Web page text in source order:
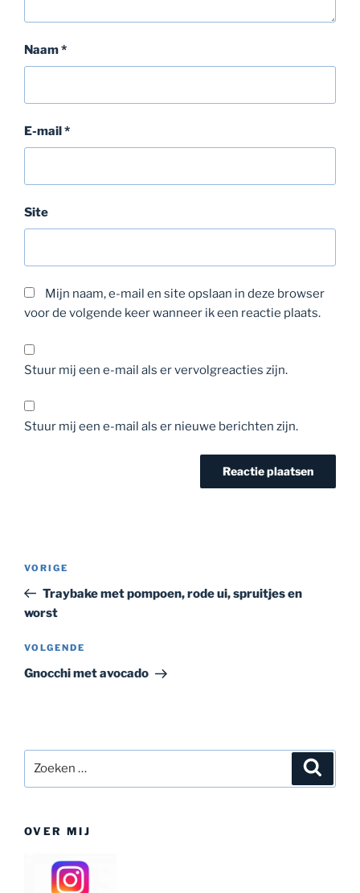
Naam*
E-mail*
Site
Mijn naam, e-mail en site opslaan in deze browser
voor de volgende keer wanneer ik een reactie plaats.
Stuur mij een e-mail als er vervolgreacties zijn.
Stuur mij een e-mail als er nieuwe berichten zijn.
Vorig
bericht
VORIGE
Traybake met pompoen, rode ui, spruitjes en
worst
Volgend
bericht
VOLGENDE
Gnocchi met avocado
naar:
OVER MIJ